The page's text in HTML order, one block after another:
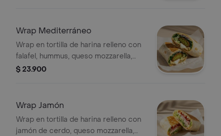
Wrap Mediterráneo
Wrap en tortilla de harina relleno con
falafel, hummus, queso mozzarella,
queso feta, espinaca, pepino, cebolla
$ 23.900
Wrap Jamón
Wrap en tortilla de harina relleno con
jamón de cerdo, queso mozzarella,